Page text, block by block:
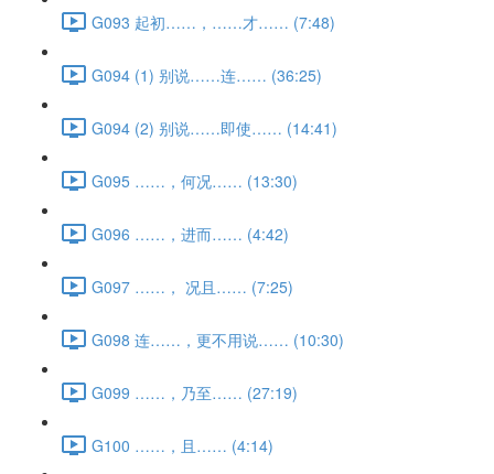
G093 起初……，……才…… (7:48)
G094 (1) 别说……连…… (36:25)
G094 (2) 别说……即使…… (14:41)
G095 ……，何况…… (13:30)
G096 ……，进而…… (4:42)
G097 ……， 况且…… (7:25)
G098 连……，更不用说…… (10:30)
G099 ……，乃至…… (27:19)
G100 ……，且…… (4:14)